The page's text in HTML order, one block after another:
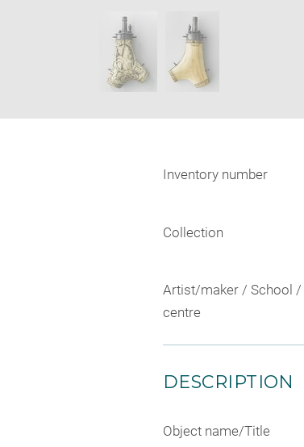
SKIP IMAGE CAROUSEL
Inventory number
Collection
Artist/maker / School
centre
DESCRIPTION
Object name/Title